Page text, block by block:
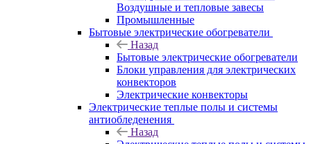
Воздушные и тепловые завесы
Промышленные
Бытовые электрические обогреватели
Назад
Бытовые электрические обогреватели
Блоки управления для электрических
конвекторов
Электрические конвекторы
Электрические теплые полы и системы
антиобледенения
Назад